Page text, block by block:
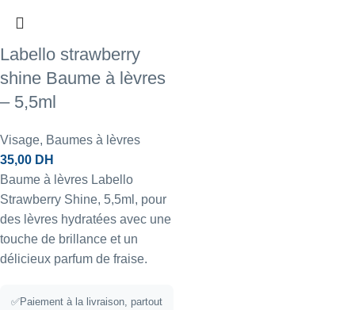
Labello strawberry
shine Baume à lèvres
– 5,5ml
Visage, Baumes à lèvres
35,00 DH
Baume à lèvres Labello
Strawberry Shine, 5,5ml, pour
des lèvres hydratées avec une
touche de brillance et un
délicieux parfum de fraise.
✅Paiement à la livraison, partout